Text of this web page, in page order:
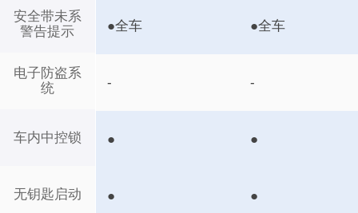
安全带未系
警告提示
电子防盗系
统
车内中控锁
无钥匙启动
●全车 ●全车
- -
● ●
● ●